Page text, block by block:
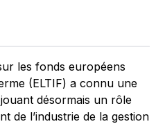
les fonds européens
(ELTIF) a connu une
désormais un rôle
de l’industrie de la gestion